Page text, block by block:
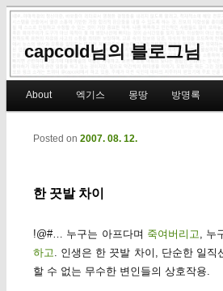
capcold님의 블로그님
Skip to primary content
Skip to secondary content
About 엑기스 몽땅 방명록
한 끗발 차이
Posted on 2007. 08. 12.
!@#… 누구는 아프다며 죽여버리고 , 누
하고
. 인생은 한 끗발 차이, 단순한 일직
할 수 없는 무수한 변인들의 상호작용.